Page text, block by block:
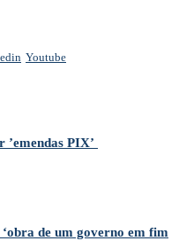
Youtube
PIX’
de um governo em fim